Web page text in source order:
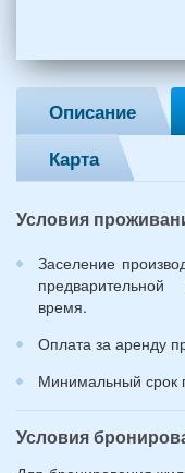
и
2
детей
(возраст
и
лет):
Описание
Карта
Условия
Заселение
время.
Оплата за аренду
Минимальный срок
Условия